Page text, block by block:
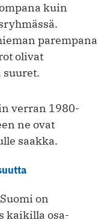
kuin
parempana
olivat
suuret.
verran 1980-
ne ovat
saakka.
on
kaikilla osa-